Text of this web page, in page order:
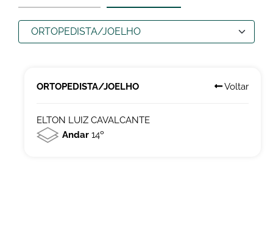
ORTOPEDISTA/JOELHO Voltar
ELTON LUIZ CAVALCANTE
Andar14º